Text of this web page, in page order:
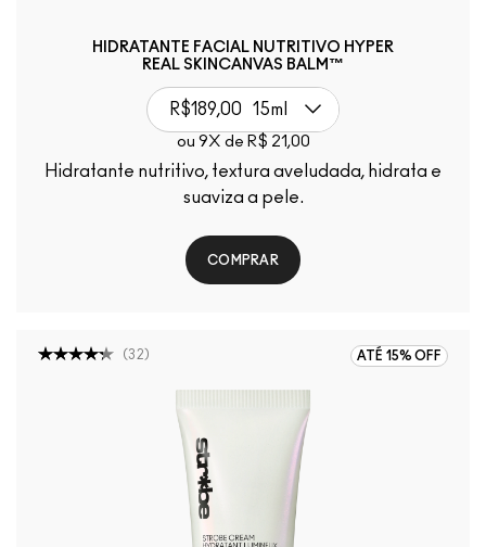
HIDRATANTE FACIAL NUTRITIVO HYPER
REAL SKINCANVAS BALM™
R$189,00 15ml
ou 9X de R$ 21,00
Hidratante nutritivo, textura aveludada, hidrata e
suaviza a pele.
COMPRAR
ATÉ 15% OFF
(32 )